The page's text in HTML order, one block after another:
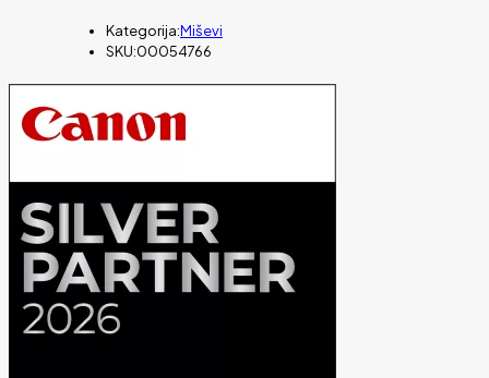
Kategorija:Miševi
SKU:00054766